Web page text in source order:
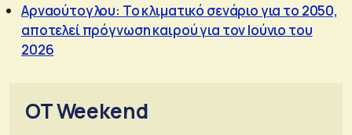
Αρναούτογλου: Το κλιματικό σενάριο για το 2050,
αποτελεί πρόγνωση καιρού για τον Ιούνιο του
2026
OT Weekend